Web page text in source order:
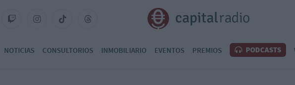
NOTICIAS CONSULTORIOS INMOBILIARIO EVENTOS PREMIOS PODCASTS